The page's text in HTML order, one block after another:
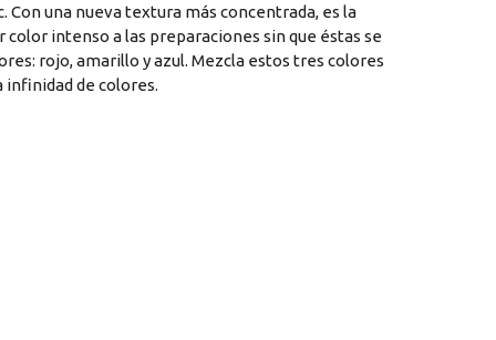
Con una nueva textura más concentrada, es la
color intenso a las preparaciones sin que éstas se
rojo, amarillo y azul. Mezcla estos tres colores
de colores.